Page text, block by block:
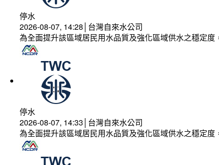
停水
2026-08-07, 14:28│台灣自來水公司
為全面提升該區域居民用水品質及強化區域供水之穩定
停水
2026-08-07, 14:33│台灣自來水公司
為全面提升該區域居民用水品質及強化區域供水之穩定